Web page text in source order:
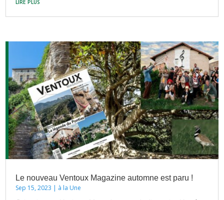
Le nouveau Ventoux Magazine automne est paru !
Sep 15, 2023 | à la Une